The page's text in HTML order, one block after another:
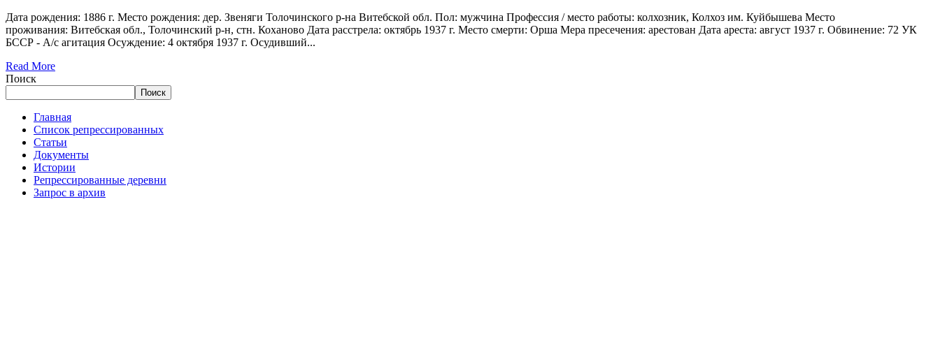
Дата рождения: 1886 г. Место рождения: дер. Звеняги Толочинского р-на Витебской обл. Пол: мужчина Профессия / место работы: колхозник, Колхоз им. Куйбышева Место
проживания: Витебская обл., Толочинский р-н, стн. Коханово Дата расстрела: октябрь 1937 г. Место смерти: Орша Мера пресечения: арестован Дата ареста: август 1937 г. Обвинение: 72 УК
БССР - А/с агитация Осуждение: 4 октября 1937 г. Осудивший...
Read More
Поиск
Поиск
Главная
Список репрессированных
Статьи
Документы
Истории
Репрессированные деревни
Запрос в архив